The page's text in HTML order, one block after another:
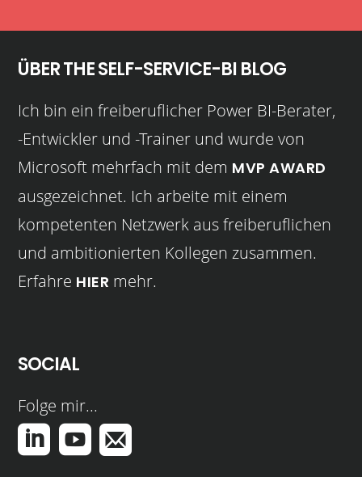
ÜBER THE SELF-SERVICE-BI BLOG
Ich bin ein freiberuflicher Power BI-Berater,
-Entwickler und -Trainer und wurde von
Microsoft mehrfach mit dem MVP AWARD
ausgezeichnet. Ich arbeite mit einem
kompetenten Netzwerk aus freiberuflichen
und ambitionierten Kollegen zusammen.
Erfahre HIER mehr.
SOCIAL
Folge mir...